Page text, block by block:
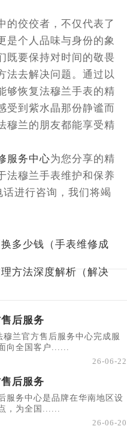
佼佼者，不仅代表了
是个人品味与身份的象
既要保持对时间的敬畏
法去解决问题。通过以
够恢复法穆兰手表的精
受到紫水晶那份静谧而
穆兰的朋友都能享受精
服务中心为您分享的精
法穆兰手表维护和保养
进行咨询，我们将竭
多少钱（手表维修成
方法深度解析（解决
后服务
穆兰官方售后服务中心完成服
向全国客户......
26-06-22
后服务
服务中心是品牌在华南地区设
，为全国......
26-06-20